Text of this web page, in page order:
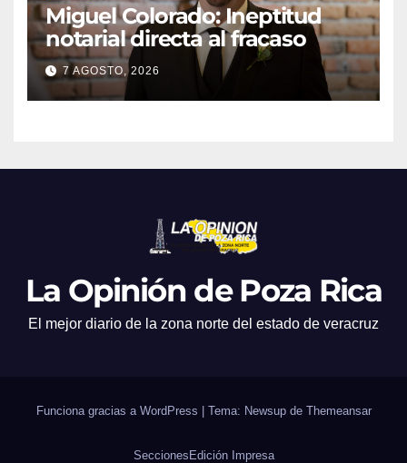
Miguel Colorado: Ineptitud
notarial directa al fracaso
7 AGOSTO, 2026
La Opinión de Poza Rica
El mejor diario de la zona norte del estado de veracruz
Funciona gracias a WordPress Tema: Newsup de Themeansar
SeccionesEdición Impresa